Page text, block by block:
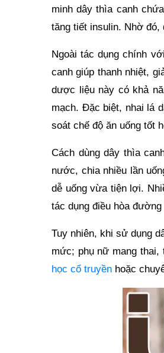
minh dây thìa canh
tăng tiết insulin. Nhờ
Ngoài tác dụng chính
canh giúp thanh nhiệt,
dược liệu này có khả
mạch. Đặc biệt, nhai lá
soát chế độ ăn uống tốt
Cách dùng dây thìa
nước, chia nhiều lần
dễ uống vừa tiện lợi.
tác dụng điều hòa đường
Tuy nhiên, khi sử dụng
mức; phụ nữ mang thai,
học cổ truyền hoặc